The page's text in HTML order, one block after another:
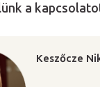
a
Keszőcze